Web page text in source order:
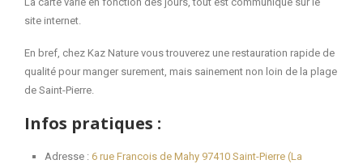
site internet.
En bref, chez Kaz Nature vous trouverez une restauration rapide de
qualité pour manger surement, mais sainement non loin de la plage
de Saint-Pierre.
Infos pratiques :
Adresse : 6 rue Francois de Mahy 97410 Saint-Pierre (La